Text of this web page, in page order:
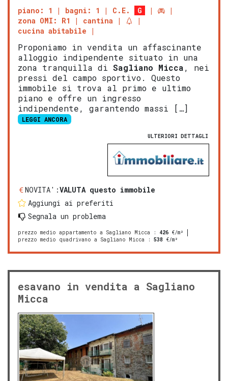
piano: 1 bagni: 1 C.E.
G
zona OMI: R1
cantina
cucina abitabile
Proponiamo in vendita un affascinante
alloggio indipendente situato in una
zona tranquilla di Sagliano Micca, nei
pressi del campo sportivo. Questo
immobile si trova al primo e ultimo
piano e offre un ingresso
indipendente, garantendo massi […]
LEGGI ANCORA
ULTERIORI DETTAGLI
NOVITA':VALUTA questo immobile
Aggiungi ai preferiti
Segnala un problema
prezzo medio appartamento a Sagliano Micca : 426 €/m²
prezzo medio quadrivano a Sagliano Micca : 538 €/m²
esavano in vendita a Sagliano
Micca